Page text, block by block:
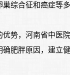
综合征和癌症等
势，河南省中医
肥胖原因，建立